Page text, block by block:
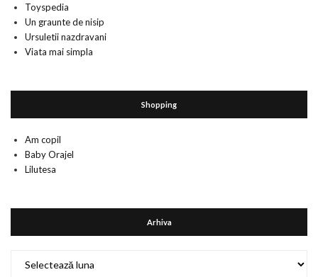
Toyspedia
Un graunte de nisip
Ursuletii nazdravani
Viata mai simpla
Shopping
Am copil
Baby Orajel
Lilutesa
Arhiva